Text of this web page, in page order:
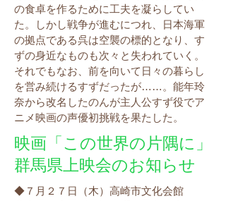
の食卓を作るために工夫を凝らしてい
た。しかし戦争が進むにつれ、日本海軍
の拠点である呉は空襲の標的となり、す
ずの身近なものも次々と失われていく。
それでもなお、前を向いて日々の暮らし
を営み続けるすずだったが……。能年玲
奈から改名したのんが主人公すず役でア
ニメ映画の声優初挑戦を果たした。
​映画「この世界の片隅に」
群馬県上映会のお知らせ
◆７月２７日（木）高崎市文化会館